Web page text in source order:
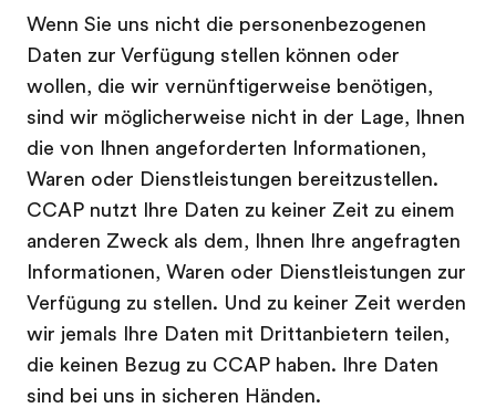
Wenn Sie uns nicht die personenbezogenen
Daten zur Verfügung stellen können oder
wollen, die wir vernünftigerweise benötigen,
sind wir möglicherweise nicht in der Lage, Ihnen
die von Ihnen angeforderten Informationen,
Waren oder Dienstleistungen bereitzustellen.
CCAP nutzt Ihre Daten zu keiner Zeit zu einem
anderen Zweck als dem, Ihnen Ihre angefragten
Informationen, Waren oder Dienstleistungen zur
Verfügung zu stellen. Und zu keiner Zeit werden
wir jemals Ihre Daten mit Drittanbietern teilen,
die keinen Bezug zu CCAP haben. Ihre Daten
sind bei uns in sicheren Händen.